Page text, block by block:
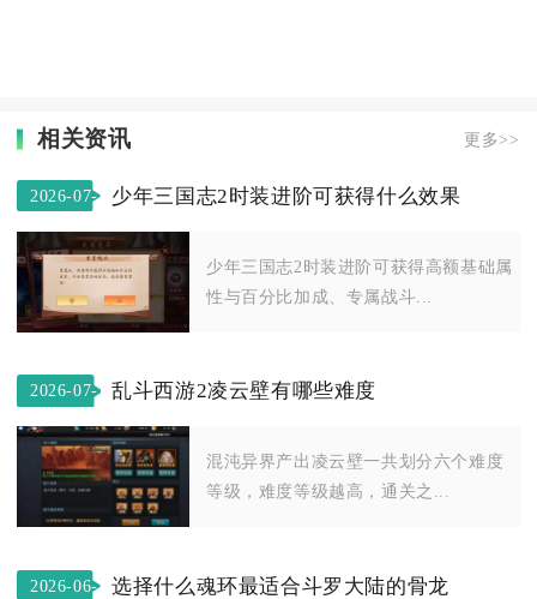
相关资讯 更多>>
2026-07-
少年三国志2时装进阶可获得什么效果
少年三国志2时装进阶可获得高额基础属
性与百分比加成、专属战斗...
2026-07-
22
乱斗西游2凌云壁有哪些难度
混沌异界产出凌云壁一共划分六个难度
等级，难度等级越高，通关之...
2026-06-
选择什么魂环最适合斗罗大陆的骨龙